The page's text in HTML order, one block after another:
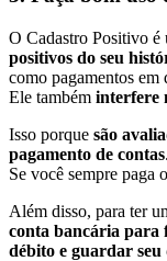
O Cadastro Positivo é
positivos do seu
como pagamentos em
Ele também interfere
Isso porque são
pagamento de contas
Se você sempre paga
Além disso, para ter
conta bancária para
débito e guardar